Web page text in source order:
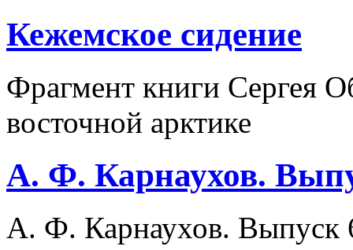
Кежемское сидение
Фрагмент книги Сергея
восточной арктике
А. Ф. Карнаухов.
А. Ф. Карнаухов. Выпуск